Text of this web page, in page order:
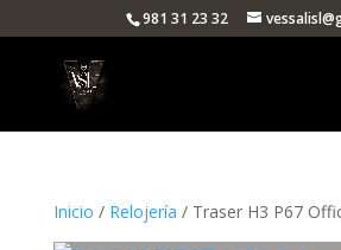
981 31 23 32
Inicio / Relojería / Traser H3 P67